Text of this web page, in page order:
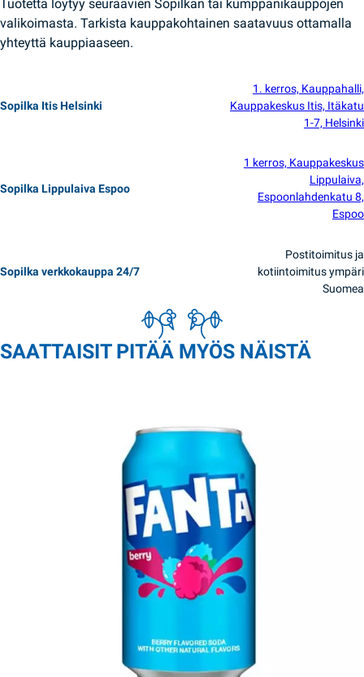
Tuotetta löytyy seuraavien Sopilkan tai kumppanikauppojen
valikoimasta. Tarkista kauppakohtainen saatavuus ottamalla
yhteyttä kauppiaaseen.
Sopilka Itis Helsinki
1. kerros, Kauppahalli,
Kauppakeskus Itis, Itäkatu
1-7, Helsinki
Sopilka Lippulaiva Espoo
1 kerros, Kauppakeskus
Lippulaiva,
Espoonlahdenkatu 8,
Espoo
Sopilka verkkokauppa 24/7
Postitoimitus ja
kotiintoimitus ympäri
Suomea
SAATTAISIT PITÄÄ MYÖS NÄISTÄ